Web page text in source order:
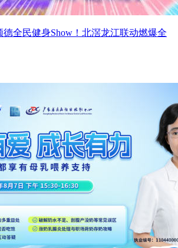
德全民健身Show！北滘龙江联动燃爆全